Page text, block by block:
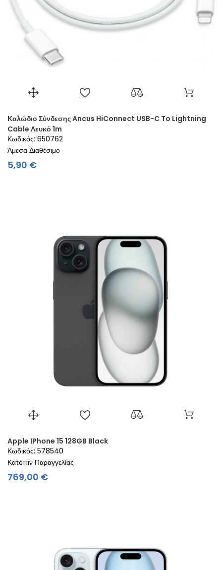
Καλώδιο Σύνδεσης Ancus HiConnect USB-C To Lightning
Cable Λευκό 1m
Κωδικός: 650762
Άμεσα Διαθέσιμο
5,90 €Τιμή
Apple IPhone 15 128GB Black
Κωδικός: 578540
Κατόπιν Παραγγελίας
769,00 €Τιμή